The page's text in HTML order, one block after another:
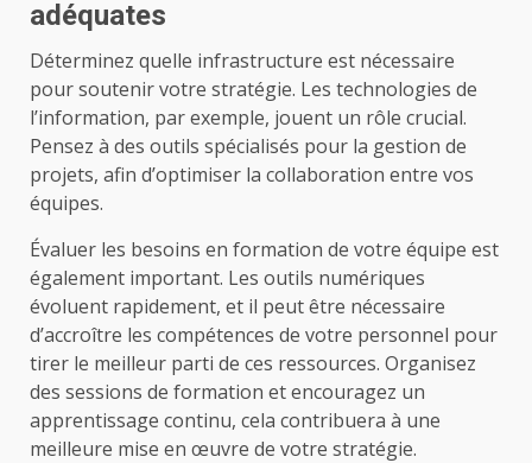
adéquates
Déterminez quelle infrastructure est nécessaire
pour soutenir votre stratégie. Les technologies de
l’information, par exemple, jouent un rôle crucial.
Pensez à des outils spécialisés pour la gestion de
projets, afin d’optimiser la collaboration entre vos
équipes.
Évaluer les besoins en formation de votre équipe est
également important. Les outils numériques
évoluent rapidement, et il peut être nécessaire
d’accroître les compétences de votre personnel pour
tirer le meilleur parti de ces ressources. Organisez
des sessions de formation et encouragez un
apprentissage continu, cela contribuera à une
meilleure mise en œuvre de votre stratégie.